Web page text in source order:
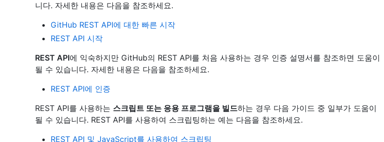
니다. 자세한 내용은 다음을 참조하세요.
GitHub REST API에 대한 빠른 시작
REST API 시작
REST API에 익숙하지만 GitHub의 REST API를 처음 사용하는 경우 인증 설명서를 참조하면 도움이
될 수 있습니다. 자세한 내용은 다음을 참조하세요.
REST API에 인증
REST API를 사용하는 스크립트 또는 응용 프로그램을 빌드하는 경우 다음 가이드 중 일부가 도움이
될 수 있습니다. REST API를 사용하여 스크립팅하는 예는 다음을 참조하세요.
REST API 및 JavaScript를 사용하여 스크립팅